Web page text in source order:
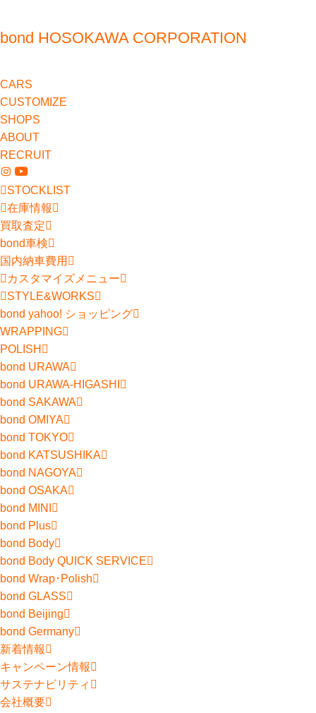
bond HOSOKAWA CORPORATION
CARS
CUSTOMIZE
SHOPS
ABOUT
RECRUIT
STOCKLIST
在庫情報
買取査定
bond車検
国内納車費用
カスタマイズメニュー
STYLE&WORKS
bond yahoo! ショッピング
WRAPPING
POLISH
bond URAWA
bond URAWA-HIGASHI
bond SAKAWA
bond OMIYA
bond TOKYO
bond KATSUSHIKA
bond NAGOYA
bond OSAKA
bond MINI
bond Plus
bond Body
bond Body QUICK SERVICE
bond Wrap･Polish
bond GLASS
bond Beijing
bond Germany
新着情報
キャンペーン情報
サステナビリティ
会社概要